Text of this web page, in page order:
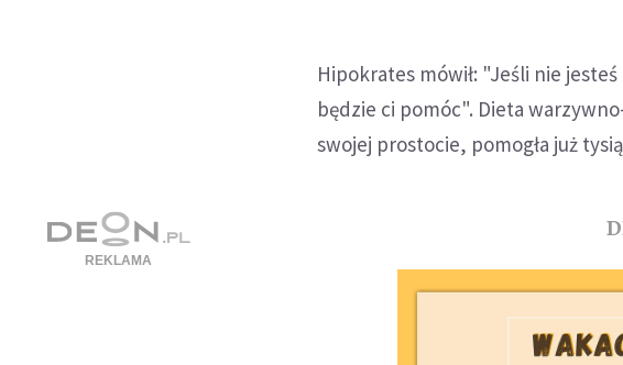
Hipokrates mówił: "Jeśli nie
będzie ci pomóc". Dieta
swojej prostocie, pomogła już